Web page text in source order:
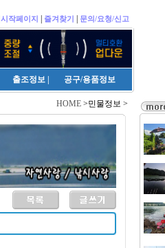
시작페이지 즐겨찾기 문의/요청/신고
출조정보 공구/용품정보
HOME>민물정보 >